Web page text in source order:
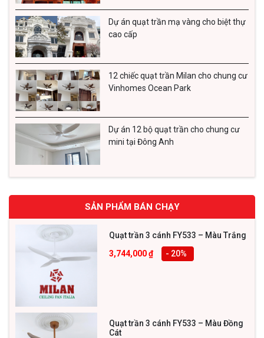
Dự án quạt trần mạ vàng cho biệt thự
cao cấp
12 chiếc quạt trần Milan cho chung cư
Vinhomes Ocean Park
Dự án 12 bộ quạt trần cho chung cư
mini tại Đông Anh
SẢN PHẨM BÁN CHẠY
Quạt trần 3 cánh FY533 – Màu Trắng
3,744,000₫ - 20%
Quạt trần 3 cánh FY533 – Màu Đồng
Cát